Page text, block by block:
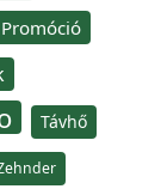
Promóció
Távhő